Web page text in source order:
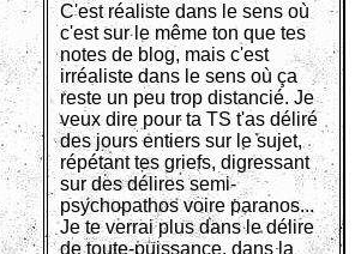
C'est réaliste dans le sens où
c'est sur le même ton que tes
notes de blog, mais c'est
irréaliste dans le sens où ça
reste un peu trop distancié. Je
veux dire pour ta TS t'as déliré
des jours entiers sur le sujet,
répétant tes griefs, digressant
sur des délires semi-
psychopathos voire paranos...
Je te verrai plus dans le délire
de toute-puissance, dans la